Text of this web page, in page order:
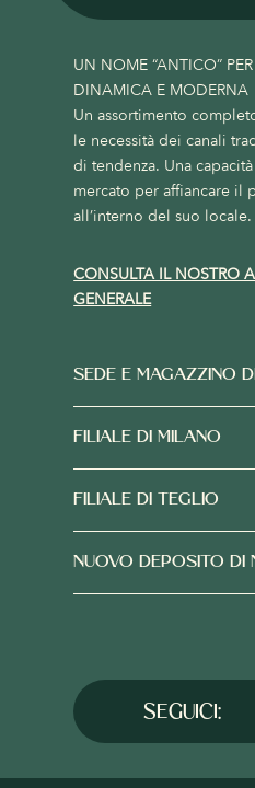
UN NOME “ANTICO”
DINAMICA E MODERNA
Un assortimento
le necessità dei canali
di tendenza. Una
mercato per affiancare il
all’interno del suo locale.
CONSULTA IL NOSTRO
GENERALE
SEDE E MAGAZZINO
FILIALE DI MILANO
FILIALE DI TEGLIO
NUOVO DEPOSITO DI